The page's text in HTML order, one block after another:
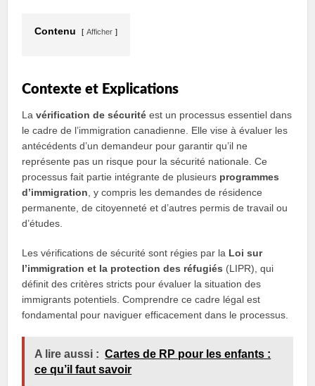
Contenu Afficher
Contexte et Explications
Lavérification de sécurité est un processus essentiel dans
le cadre de l’immigration canadienne. Elle vise à évaluer les
antécédents d’un demandeur pour garantir qu’il ne
représente pas un risque pour la sécurité nationale. Ce
processus fait partie intégrante de plusieurs programmes
d’immigration , y compris les demandes de résidence
permanente, de citoyenneté et d’autres permis de travail ou
d’études.
Les vérifications de sécurité sont régies par la Loi sur
l’immigration et la protection des réfugiés (LIPR), qui
définit des critères stricts pour évaluer la situation des
immigrants potentiels. Comprendre ce cadre légal est
fondamental pour naviguer efficacement dans le processus.
A lire aussi : Cartes de RP pour les enfants :
ce qu’il faut savoir